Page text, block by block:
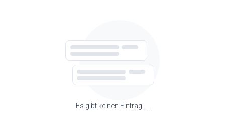
Es gibt keinen Eintrag ….